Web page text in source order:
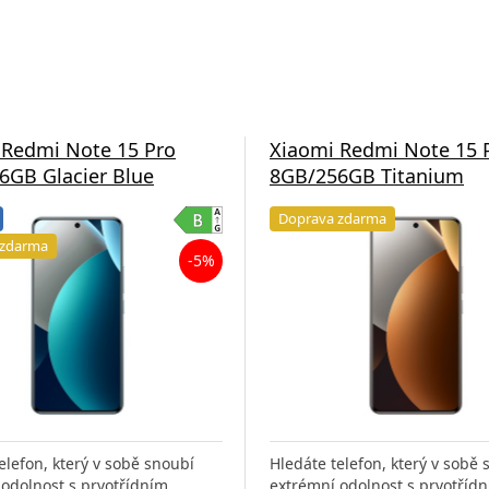
Note 15 Pro
Glacier Blue
-5%
který v sobě snoubí
Xiaomi Redmi Note 15
8GB/256GB Titanium
Doprava zdarma
Hledáte telefon, který v sobě